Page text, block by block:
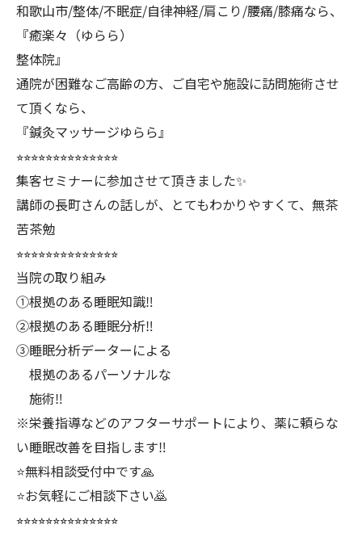
和歌山市/整体/不眠症/自律神経/肩こり/腰痛/膝痛なら、
『癒楽々（ゆらら）
整体院』
通院が困難なご高齢の方、ご自宅や施設に訪問施術させ
て頂くなら、
『鍼灸マッサージゆらら』
⭐︎⭐︎⭐︎⭐︎⭐︎⭐︎⭐︎⭐︎⭐︎⭐︎⭐︎⭐︎⭐︎⭐︎
集客セミナーに参加させて頂きました✨
講師の長町さんの話しが、とてもわかりやすくて、無茶
苦茶勉
⭐︎⭐︎⭐︎⭐︎⭐︎⭐︎⭐︎⭐︎⭐︎⭐︎⭐︎⭐︎⭐︎⭐︎
当院の取り組み
①根拠のある睡眠知識‼️
②根拠のある睡眠分析‼️
③睡眠分析データーによる
根拠のあるパーソナルな
施術‼️
※栄養指導などのアフターサポートにより、薬に頼らな
い睡眠改善を目指します‼️
⭐️無料相談受付中です🙏
⭐️お気軽にご相談下さい🙇
⭐︎⭐︎⭐︎⭐︎⭐︎⭐︎⭐︎⭐︎⭐︎⭐︎⭐︎⭐︎⭐︎⭐︎